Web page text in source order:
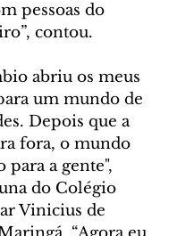
pessoas do
contou.
abriu os meus
um mundo de
Depois que a
fora, o mundo
para a gente",
do Colégio
Vinicius de